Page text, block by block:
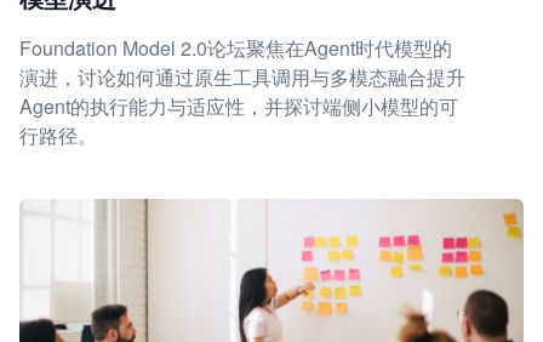
Foundation Model 2.0论坛聚焦在Agent时代模型的
演进，讨论如何通过原生工具调用与多模态融合提升
Agent的执行能力与适应性，并探讨端侧小模型的可
行路径。